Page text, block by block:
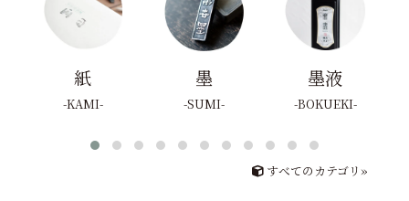
紙
KAMI
墨
SUMI
墨液
BOKUEKI
すべてのカテゴリ»